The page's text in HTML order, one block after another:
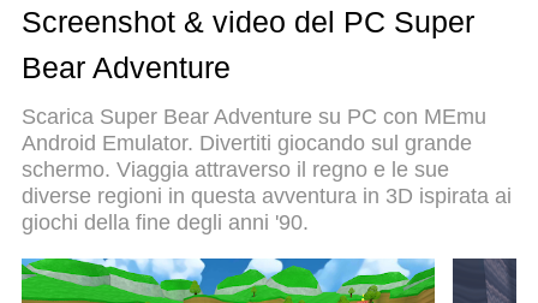
MEmu ti offre tutto ciò che ti aspetti. Scarica e
gioca a Super Bear Adventure su PC. Gioca quanto
vuoi, niente più limitazioni di batteria, dati mobili e
scelta migliore per giocare a Super Bear Adventure
su PC. Realizzato sulla base della nostra
esperienza, lo squisito sistema di mappatura dei
tasti preimpostati rende Super Bear Adventure un
vero e proprio gioco per PC. MEmu è un gestore
account sullo stesso dispositivo. E la cosa più
Screenshot & video del PC Super
Bear Adventure
Scarica Super Bear Adventure su PC con MEmu
Android Emulator. Divertiti giocando sul grande
schermo. Viaggia attraverso il regno e le sue
diverse regioni in questa avventura in 3D ispirata ai
giochi della fine degli anni '90.